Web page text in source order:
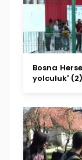
Bosna
yolculuk'